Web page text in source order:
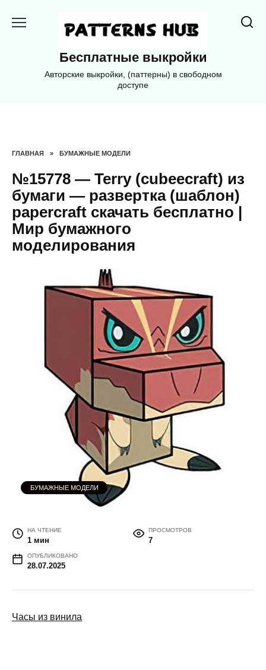
Бесплатные выкройки
Авторские выкройки, (паттерны) в свободном
доступе
ГЛАВНАЯ » БУМАЖНЫЕ МОДЕЛИ
№15778 — Terry (cubeecraft) из
бумаги — развертка (шаблон)
papercraft скачать бесплатно |
Мир бумажного
моделирования
БУМАЖНЫЕ МОДЕЛИ
НА ЧТЕНИЕ
1 мин
ПРОСМОТРОВ
7
ОПУБЛИКОВАНО
28.07.2025
Часы из винила